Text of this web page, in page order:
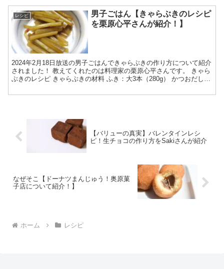
レシピ
男子ごはん【きゃらぶきのレシピ
を栗原心平さんが紹介！】
2024年2月18日放送の男子ごはんできゃらぶきの作り方について紹介
されました！ 教えてくれたのは料理家の栗原心平さんです。 きゃら
ぶきのレシピ きゃらぶきの材料 ふき：大3本（280g） かつおだし：
【バリューの真実】バレンタインレシ
ピ！生チョコの作り方をSakiさんが紹介
なぜそこ【ドーナツまんじゅう！奥原菓
子店について紹介！】
ホーム レシピ